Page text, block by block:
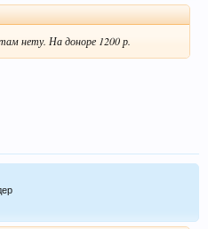
нету. На доноре 1200 р.